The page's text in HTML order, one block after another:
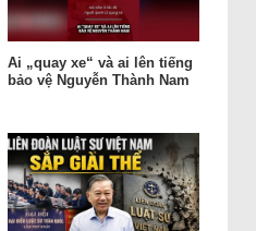
Ai „quay xe“ và ai lên tiếng
bảo vệ Nguyễn Thành Nam